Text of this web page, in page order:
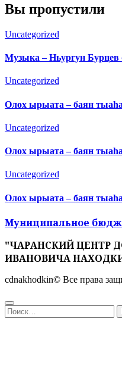
Вы пропустили
Uncategorized
Музыка – Ньургун Бурцев
Uncategorized
Олох ырыата – баян тыаһа
Uncategorized
Олох ырыата – баян тыаһа
Uncategorized
Олох ырыата – баян тыаһа
Муниципальное
"ЧАРАНСКИЙ ЦЕНТР
ИВАНОВИЧА
cdnakhodkin© Все права
Найти: